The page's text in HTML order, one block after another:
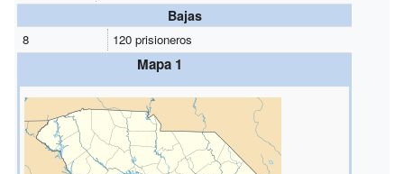
Bajas
8 120 prisioneros
Mapa 1